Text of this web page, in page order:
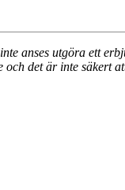
anses utgöra ett
det är inte säkert